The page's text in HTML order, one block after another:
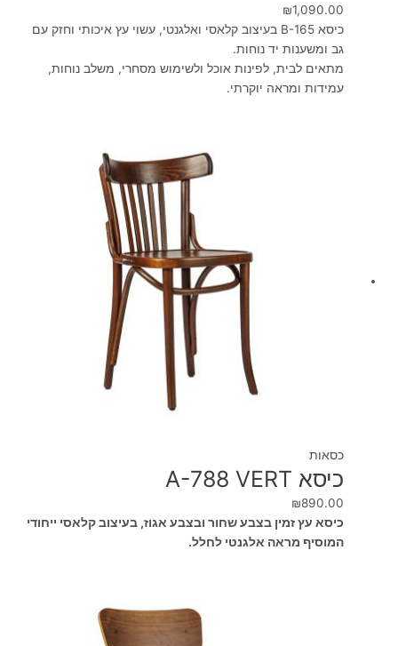
₪1,090.00
כיסא B-165 בעיצוב קלאסי ואלגנטי, עשוי עץ איכותי וחזק עם
גב ומשענות יד נוחות.
מתאים לבית, לפינות אוכל ולשימוש מסחרי, משלב נוחות,
עמידות ומראה יוקרתי.
כסאות
כיסא A-788 VERT
₪890.00
כיסא עץ זמין בצבע שחור ובצבע אגוז, בעיצוב קלאסי ייחודי
המוסיף מראה אלגנטי לחלל.